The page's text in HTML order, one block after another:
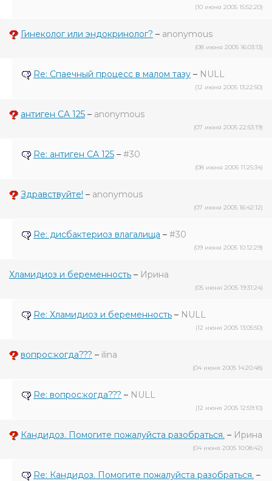
(10 июня 2005 15:52:20)
Гинеколог или эндокринолог? – anonymous
(08 июня 2005 16:03:13)
Re: Спаечный процесс в малом тазу – NULL
(12 июня 2005 13:22:50)
антиген CA 125 – anonymous
(07 июня 2005 22:53:19)
Re: антиген CA 125 – #30
(08 июня 2005 11:25:34)
Здравствуйте! – anonymous
(07 июня 2005 16:42:12)
Re: дисбактериоз влагалища – #30
(09 июня 2005 10:12:29)
Хламидиоз и беременность – Ирина
(05 июня 2005 19:31:24)
Re: Хламидиоз и беременность – NULL
(12 июня 2005 13:05:50)
вопрос:когда??? – ilina
(04 июня 2005 14:20:48)
Re: вопрос:когда??? – NULL
(12 июня 2005 12:59:10)
Кандидоз. Помогите пожалуйста разобраться. – Ирина
(04 июня 2005 10:08:42)
Re: Кандидоз. Помогите пожалуйста разобраться. –